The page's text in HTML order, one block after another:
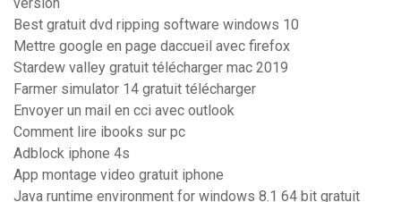
version
Best gratuit dvd ripping software windows 10
Mettre google en page daccueil avec firefox
Stardew valley gratuit télécharger mac 2019
Farmer simulator 14 gratuit télécharger
Envoyer un mail en cci avec outlook
Comment lire ibooks sur pc
Adblock iphone 4s
App montage video gratuit iphone
Java runtime environment for windows 8.1 64 bit gratuit